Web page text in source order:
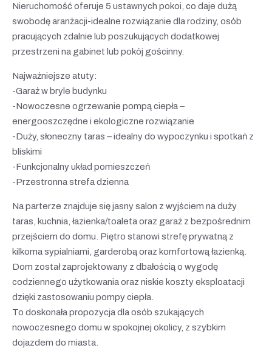
Nieruchomość oferuje 5 ustawnych pokoi, co daje dużą
swobodę aranżacji-idealne rozwiązanie dla rodziny, osób
pracujących zdalnie lub poszukujących dodatkowej
przestrzeni na gabinet lub pokój gościnny.
Najważniejsze atuty:
-Garaż w bryle budynku
-Nowoczesne ogrzewanie pompą ciepła –
energooszczędne i ekologiczne rozwiązanie
-Duży, słoneczny taras – idealny do wypoczynku i spotkań z
bliskimi
-Funkcjonalny układ pomieszczeń
-Przestronna strefa dzienna
Na parterze znajduje się jasny salon z wyjściem na duży
taras, kuchnia, łazienka/toaleta oraz garaż z bezpośrednim
przejściem do domu. Piętro stanowi strefę prywatną z
kilkoma sypialniami, garderobą oraz komfortową łazienką.
Dom został zaprojektowany z dbałością o wygodę
codziennego użytkowania oraz niskie koszty eksploatacji
dzięki zastosowaniu pompy ciepła.
To doskonała propozycja dla osób szukających
nowoczesnego domu w spokojnej okolicy, z szybkim
dojazdem do miasta.